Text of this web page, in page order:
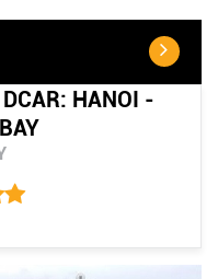
HANOI -